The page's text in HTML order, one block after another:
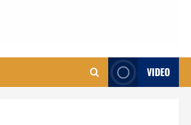
VIDEO